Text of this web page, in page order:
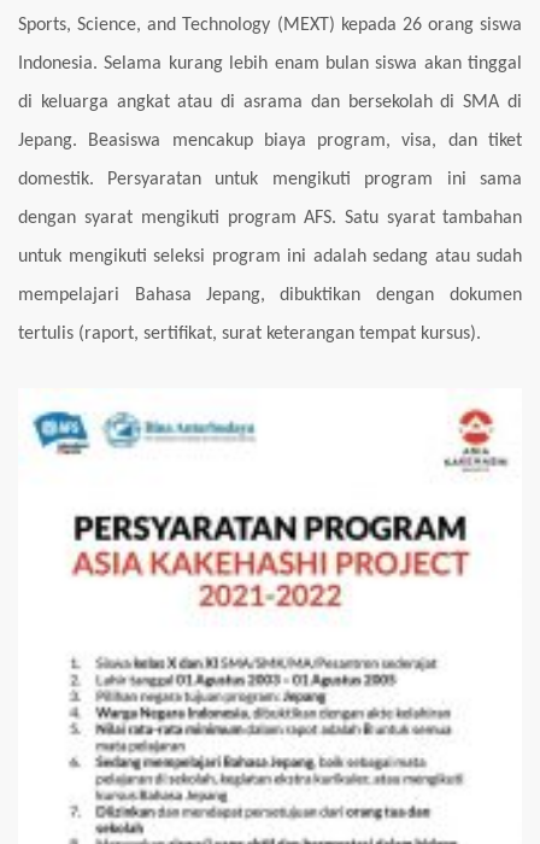
Sports, Science, and Technology (MEXT) kepada 26 orang siswa
Indonesia. Selama kurang lebih enam bulan siswa akan tinggal
di keluarga angkat atau di asrama dan bersekolah di SMA di
Jepang. Beasiswa mencakup biaya program, visa, dan tiket
domestik.
Persyaratan untuk mengikuti program ini sama
dengan syarat mengikuti program AFS. Satu syarat tambahan
untuk mengikuti seleksi program ini adalah sedang atau sudah
mempelajari Bahasa
Jepang, dibuktikan dengan dokumen
tertulis (raport, sertifikat, surat keterangan tempat kursus).